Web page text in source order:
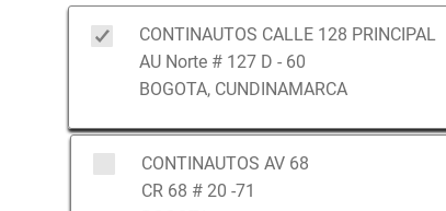
CONTINAUTOS CALLE 128 PRINCIPAL
AU Norte # 127 D - 60
BOGOTA, CUNDINAMARCA
CONTINAUTOS AV 68
CR 68 # 20 -71